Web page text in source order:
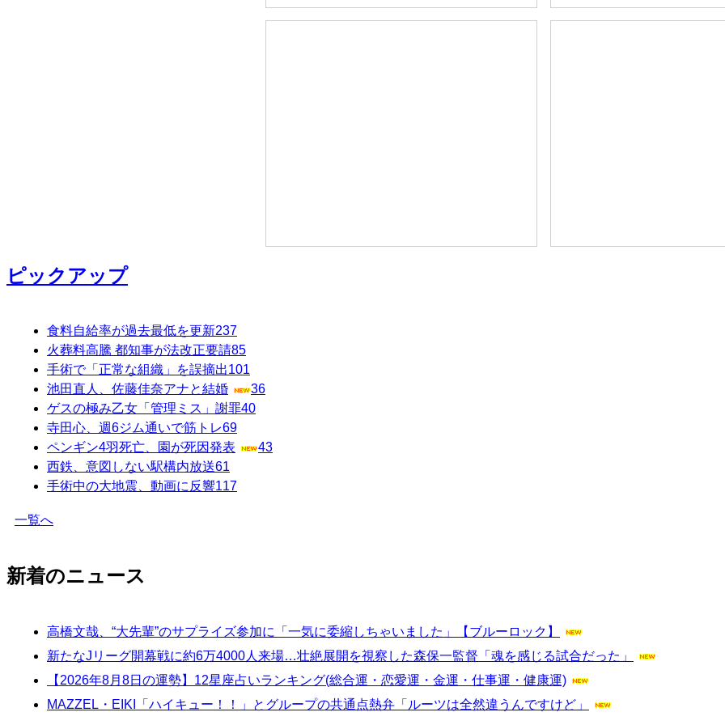
ピックアップ
食料自給率が過去最低を更新237
火葬料高騰 都知事が法改正要請85
手術で「正常な組織」を誤摘出101
池田直人、佐藤佳奈アナと結婚
36
ゲスの極み乙女「管理ミス」謝罪40
寺田心、週6ジム通いで筋トレ69
ペンギン4羽死亡、園が死因発表
43
西鉄、意図しない駅構内放送61
手術中の大地震、動画に反響117
一覧へ
新着のニュース
高橋文哉、“大先輩”のサプライズ参加に「一気に委縮しちゃいました」【ブルーロック】
新たなJリーグ開幕戦に約6万4000人来場…壮絶展開を視察した森保一監督「魂を感じる試合だった」
【2026年8月8日の運勢】12星座占いランキング(総合運・恋愛運・金運・仕事運・健康運)
MAZZEL・EIKI「ハイキュー！！」とグループの共通点熱弁「ルーツは全然違うんですけど」